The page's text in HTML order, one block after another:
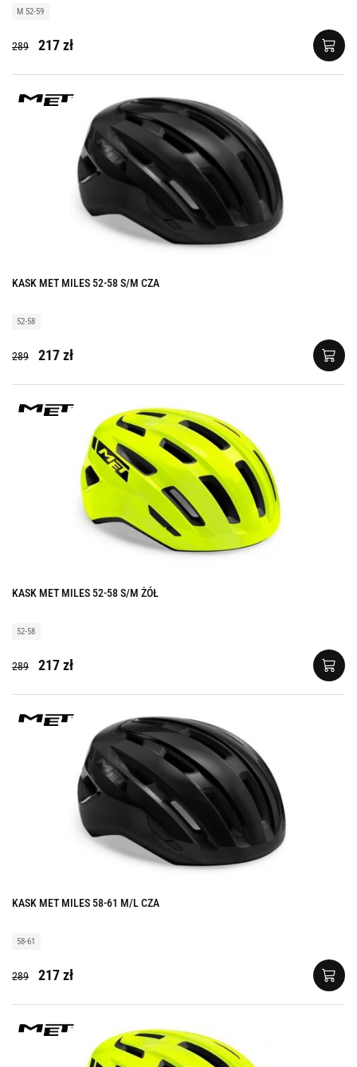
M 52-59
289 217 zł
KASK MET MILES 52-58 S/M CZA
52-58
289 217 zł
KASK MET MILES 52-58 S/M ŻÓŁ
52-58
289 217 zł
KASK MET MILES 58-61 M/L CZA
58-61
289 217 zł